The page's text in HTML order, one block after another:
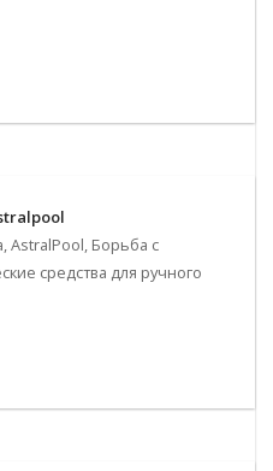
AstralPool, Борьба с
средства для ручного